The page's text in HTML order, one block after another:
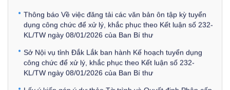
Thông báo Về việc đăng tải các văn bản ôn tập kỳ tuyển
dụng công chức để xử lý, khắc phục theo Kết luận số 232-
KL/TW ngày 08/01/2026 của Ban Bí thư
Sở Nội vụ tỉnh Đắk Lắk ban hành Kế hoạch tuyển dụng
công chức để xử lý, khắc phục theo Kết luận số 232-
KL/TW ngày 08/01/2026 của Ban Bí thư
Lấy ý kiến góp ý dự thảo Tờ trình và Quyết định Phân cấp